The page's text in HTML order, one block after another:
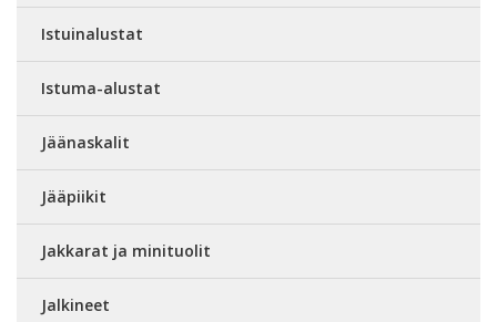
Istuinalustat
Istuma-alustat
Jäänaskalit
Jääpiikit
Jakkarat ja minituolit
Jalkineet